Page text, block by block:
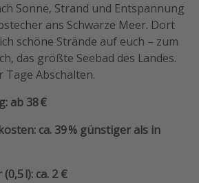
Sonne, Strand und Entspannung
ans Schwarze Meer. Dort
schöne Strände auf euch – zum
das größte Seebad des Landes.
Abschalten.
ab 38 €
ca. 39 % günstiger als in
l): ca. 2 €